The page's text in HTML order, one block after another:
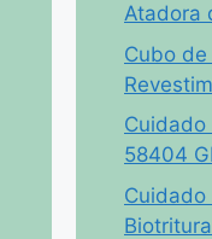
Atadora
Cubo
Cuidado
58404
Cuidado